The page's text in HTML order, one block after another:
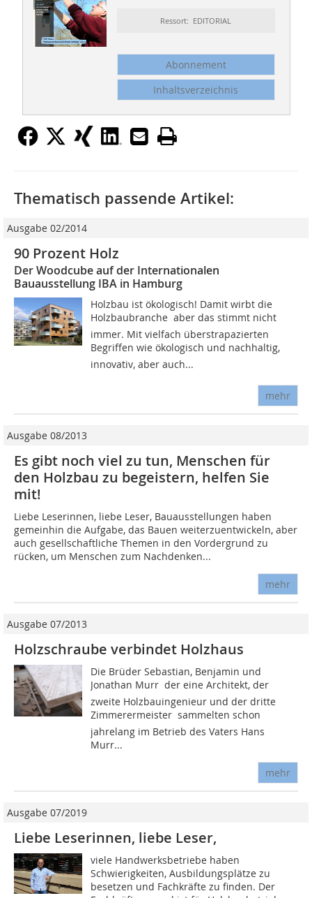
Ressort: EDITORIAL
Abonnement
Inhaltsverzeichnis
Thematisch passende Artikel:
Ausgabe 02/2014
90 Prozent Holz
Der Woodcube auf der Internationalen
Bauausstellung IBA in Hamburg
Holzbau ist ökologisch! Damit wirbt die
Holzbaubranche  aber das stimmt nicht
immer. Mit vielfach überstrapazierten
Begriffen wie ökologisch und nachhaltig,
innovativ, aber auch...
mehr
Ausgabe 08/2013
Es gibt noch viel zu tun, Menschen für
den Holzbau zu begeistern, helfen Sie
mit!
Liebe Leserinnen, liebe Leser, Bauausstellungen haben
gemeinhin die Aufgabe, das Bauen weiterzuentwickeln, aber
auch gesellschaftliche Themen in den Vordergrund zu
rücken, um Menschen zum Nachdenken...
mehr
Ausgabe 07/2013
Holzschraube verbindet Holzhaus
Die Brüder Sebastian, Benjamin und
Jonathan Murr  der eine Architekt, der
zweite Holzbauingenieur und der dritte
Zimmerermeister  sammelten schon
jahrelang im Betrieb des Vaters Hans
Murr...
mehr
Ausgabe 07/2019
Liebe Leserinnen, liebe Leser,
viele Handwerksbetriebe haben
Schwierigkeiten, Ausbildungsplätze zu
besetzen und Fachkräfte zu finden. Der